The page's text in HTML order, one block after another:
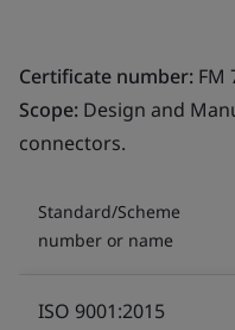
Certificate number: FM
Scope: Design and
connectors.
Standard/Scheme
number or name
ISO 9001:2015